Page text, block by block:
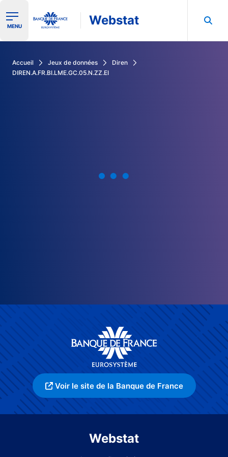
Ouvrir le menu de navigation
MENU Webstat
Accueil Jeux de données
Diren
DIREN.A.FR.BI.LME.GC.05.N.ZZ.EI
Voir le site de la Banque de France
Webstat